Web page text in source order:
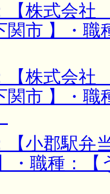
【株式会
関市 】・
【株式会
関市 】・
【小郡駅弁
・職種：